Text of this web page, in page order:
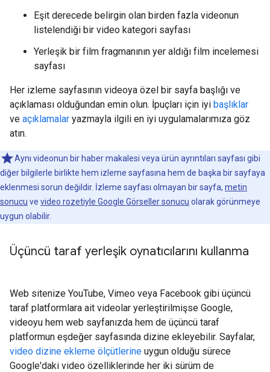
Eşit derecede belirgin olan birden fazla videonun
listelendiği bir video kategori sayfası
Yerleşik bir film fragmanının yer aldığı film incelemesi
sayfası
Her izleme sayfasının videoya özel bir sayfa başlığı ve
açıklaması olduğundan emin olun. İpuçları için iyi başlıklar
ve açıklamalar yazmayla ilgili en iyi uygulamalarımıza göz
atın.
Aynı videonun bir haber makalesi veya ürün ayrıntıları sayfası gibi
diğer bilgilerle birlikte hem izleme sayfasına hem de başka bir sayfaya
eklenmesi sorun değildir. İzleme sayfası olmayan bir sayfa, metin
sonucu ve video rozetiyle Google Görseller sonucu olarak görünmeye
uygun olabilir.
Üçüncü taraf yerleşik oynatıcılarını kullanma
Web sitenize YouTube, Vimeo veya Facebook gibi üçüncü
taraf platformlara ait videolar yerleştirilmişse Google,
videoyu hem web sayfanızda hem de üçüncü taraf
platformun eşdeğer sayfasında dizine ekleyebilir. Sayfalar,
video dizine ekleme ölçütlerine uygun olduğu sürece
Google'daki video özelliklerinde her iki sürüm de